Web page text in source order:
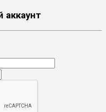
аккаунт